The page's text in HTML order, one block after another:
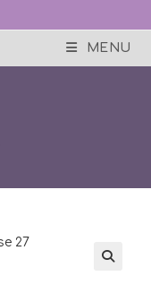
MENU